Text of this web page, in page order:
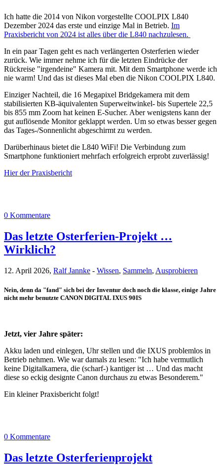
Ich hatte die 2014 von Nikon vorgestellte COOLPIX L840
Dezember 2024 das erste und einzige Mal in Betrieb. Im
Praxisbericht von 2024 ist alles über die L840 nachzulesen.
In ein paar Tagen geht es nach verlängerten Osterferien wieder
zurück. Wie immer nehme ich für die letzten Eindrücke der
Rückreise "irgendeine" Kamera mit. Mit dem Smartphone werde ich
nie warm! Und das ist dieses Mal eben die Nikon COOLPIX L840.
Einziger Nachteil, die 16 Megapixel Bridgekamera mit dem
stabilisierten KB-äquivalenten Superweitwinkel- bis Supertele 22,5
bis 855 mm Zoom hat keinen E-Sucher. Aber wenigstens kann der
gut auflösende Monitor geklappt werden. Um so etwas besser gegen
das Tages-/Sonnenlicht abgeschirmt zu werden.
Darüberhinaus bietet die L840 WiFi! Die Verbindung zum
Smartphone funktioniert mehrfach erfolgreich erprobt zuverlässig!
Hier der Praxisbericht
0 Kommentare
Das letzte Osterferien-Projekt …
Wirklich?
12. April 2026, Ralf Jannke - Wissen, Sammeln, Ausprobieren
Nein, denn da "fand" sich bei der Inventur doch noch die klasse, einige Jahre
nicht mehr benutzte CANON DIGITAL IXUS 90IS
Jetzt, vier Jahre später:
Akku laden und einlegen, Uhr stellen und die IXUS problemlos in
Betrieb nehmen. Wie war damals zu lesen: "Ich habe vermutlich
keine Digitalkamera, die (scharf-) kantiger ist … Und das macht
diese so eckig designte Canon durchaus zu etwas Besonderem."
Ein kleiner Praxisbericht folgt!
0 Kommentare
Das letzte Osterferienprojekt